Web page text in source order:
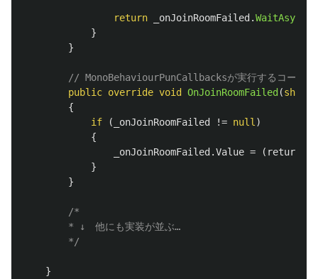
return _onJoinRoomFailed .WaitAsync
}
}
// MonoBehaviourPunCallbacksが実行するコールバ
public override void OnJoinRoomFailed (short
{
if
( _onJoinRoomFailed != null )
{
_onJoinRoomFailed .Value = (
}
}
/*
        * ↓　他にも実装が並ぶ…
        */
}